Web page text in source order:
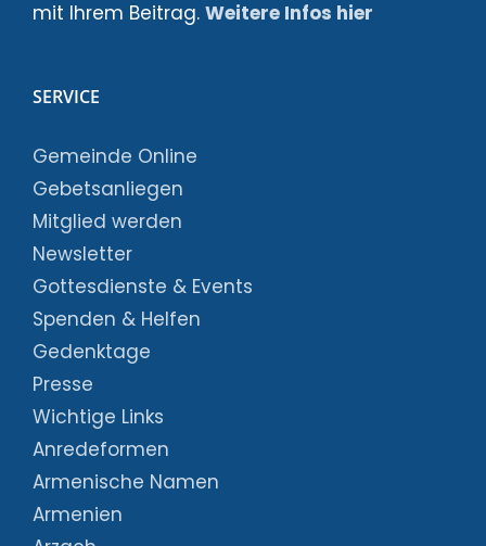
mit Ihrem Beitrag. Weitere Infos hier
SERVICE
Gemeinde Online
Gebetsanliegen
Mitglied werden
Newsletter
Gottesdienste & Events
Spenden & Helfen
Gedenktage
Presse
Wichtige Links
Anredeformen
Armenische Namen
Armenien